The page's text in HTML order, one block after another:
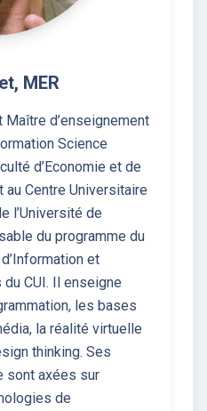
MER
d’enseignement
Science
d’Economie et de
au Centre Universitaire
l’Université de
du programme du
et
CUI. Il enseigne
les bases
la réalité virtuelle
thinking. Ses
sont axées sur
de